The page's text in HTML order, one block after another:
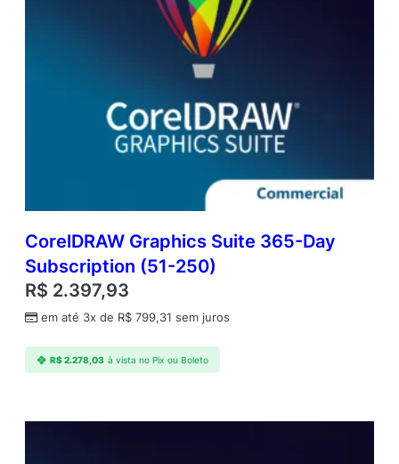
CorelDRAW Graphics Suite 365-Day
Subscription (51-250)
R$ 2.397,93
em até 3x de R$ 799,31 sem juros
R$2.278,03 à vista no Pix ou Boleto